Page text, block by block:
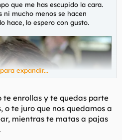
que me has escupido la cara.
ni mucho menos se hacen
hace, lo espero con gusto.
expandir...
te enrollas y te quedas parte
o te juro que nos quedamos a
mientras te matas a pajas